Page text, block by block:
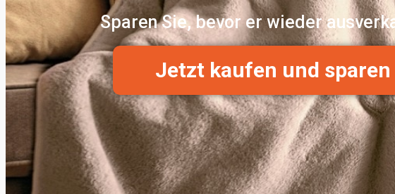
Sparen Sie, bevor er wieder
Jetzt kaufen und sparen